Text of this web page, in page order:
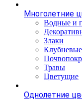
Многолетние
Водные и
Злаки
Травы
Цветущие
Однолетние